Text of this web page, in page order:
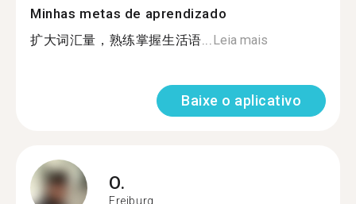
Minhas metas de aprendizado
扩大词汇量，熟练掌握生活语...Leia mais
Baixe o aplicativo
O.
Freiburg